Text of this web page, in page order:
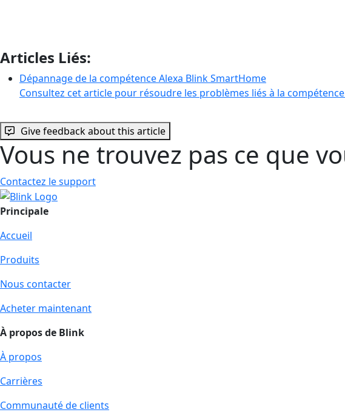
Articles Liés:
Dépannage de la compétence Alexa Blink SmartHome
Consultez cet article pour résoudre les problèmes liés à la
Give feedback about this article
Vous ne trouvez pas ce que
Contactez le support
Principale
Accueil
Produits
Nous contacter
Acheter maintenant
À propos de Blink
À propos
Carrières
Communauté de clients